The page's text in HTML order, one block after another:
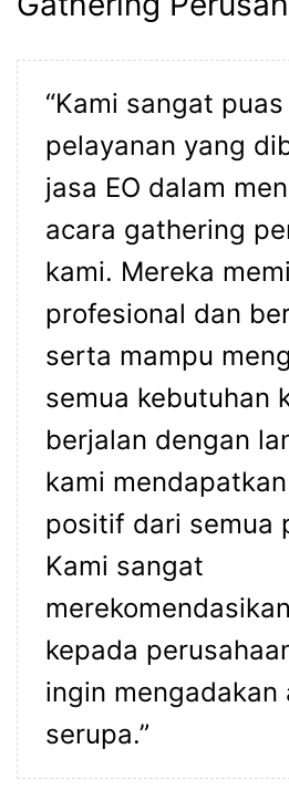
“Kami sangat
pelayanan yang
jasa EO dalam
acara gathering
kami. Mereka
profesional dan
serta mampu
semua kebutuhan
berjalan dengan
kami
positif dari semua
Kami sangat
merekomendasikan
kepada
ingin mengadakan
serupa.”